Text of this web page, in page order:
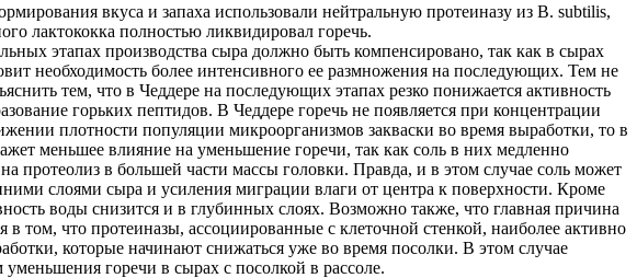
вкуса и запаха использовали нейтральную протеиназу из В. subtilis,
лактококка полностью ликвидировал горечь.
этапах производства сыра должно быть компенсировано, так как в сырах
необходимость более интенсивного ее размножения на последующих. Тем не
тем, что в Чеддере на последующих этапах резко понижается активность
горьких пептидов. В Чеддере горечь не появляется при концентрации
плотности популяции микроорганизмов закваски во время выработки, то в
меньшее влияние на уменьшение горечи, так как соль в них медленно
протеолиз в большей части массы головки. Правда, и в этом случае соль может
слоями сыра и усиления миграции влаги от центра к поверхности. Кроме
воды снизится и в глубинных слоях. Возможно также, что главная причина
том, что протеиназы, ассоциированные с клеточной стенкой, наиболее активно
которые начинают снижаться уже во время посолки. В этом случае
горечи в сырах с посолкой в рассоле.